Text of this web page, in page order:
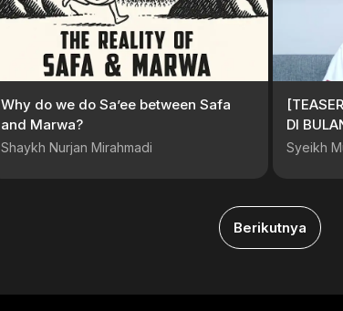
Why do we do Sa’ee between Safa
and Marwa?
Shaykh Nurjan Mirahmadi
DI
Bicara
Syeikh
Berikutnya